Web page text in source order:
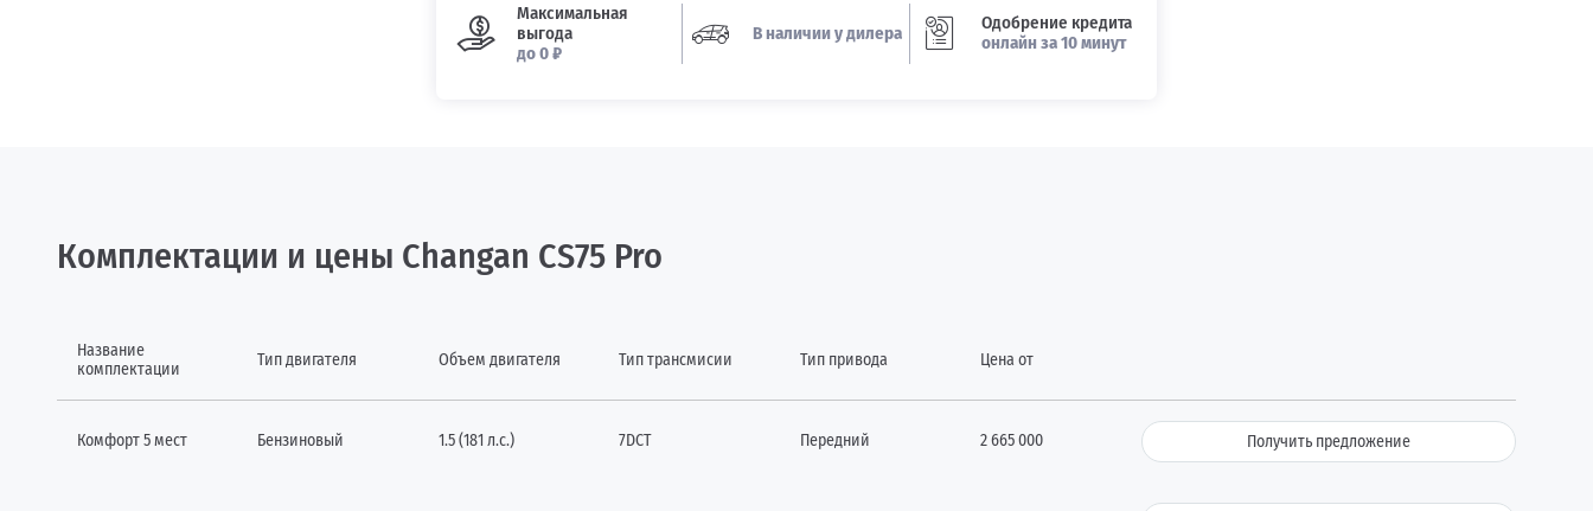
Максимальная
выгода
до 0 ₽
В наличии у дилера
Одобрение кредита
онлайн за 10 минут
Комплектации и цены Changan CS75 Pro
Название
комплектации
Тип двигателя Объем двигателя Тип трансмисии Тип привода Цена от
Комфорт 5 мест Бензиновый 1.5 (181 л.с.) 7DCT Передний 2 665 000 Получить предложение